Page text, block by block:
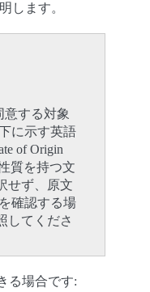
します。
意する対象
に示す英語
of Origin
質を持つ文
せず、原文
確認する場
してくださ
る場合です: